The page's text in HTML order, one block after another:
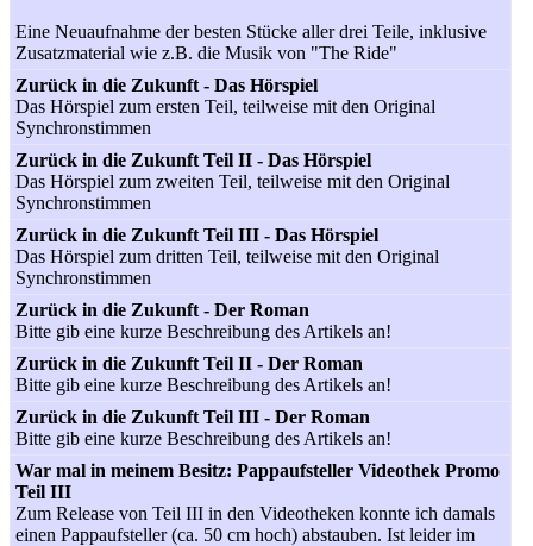
Eine Neuaufnahme der besten Stücke aller drei Teile, inklusive
Zusatzmaterial wie z.B. die Musik von "The Ride"
Zurück in die Zukunft - Das Hörspiel
Das Hörspiel zum ersten Teil, teilweise mit den Original
Synchronstimmen
Zurück in die Zukunft Teil II - Das Hörspiel
Das Hörspiel zum zweiten Teil, teilweise mit den Original
Synchronstimmen
Zurück in die Zukunft Teil III - Das Hörspiel
Das Hörspiel zum dritten Teil, teilweise mit den Original
Synchronstimmen
Zurück in die Zukunft - Der Roman
Bitte gib eine kurze Beschreibung des Artikels an!
Zurück in die Zukunft Teil II - Der Roman
Bitte gib eine kurze Beschreibung des Artikels an!
Zurück in die Zukunft Teil III - Der Roman
Bitte gib eine kurze Beschreibung des Artikels an!
War mal in meinem Besitz: Pappaufsteller Videothek Promo
Teil III
Zum Release von Teil III in den Videotheken konnte ich damals
einen Pappaufsteller (ca. 50 cm hoch) abstauben. Ist leider im